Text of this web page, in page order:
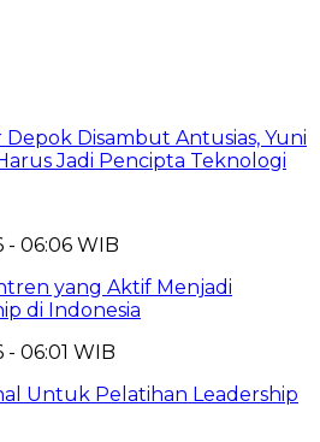
Depok Disambut Antusias, Yuni
Jadi Pencipta Teknologi
- 06:06 WIB
yang Aktif Menjadi
di Indonesia
06:01 WIB
Untuk Pelatihan Leadership